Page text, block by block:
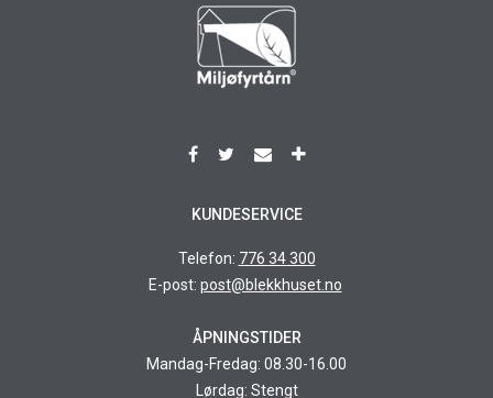
KUNDESERVICE
Telefon: 776 34 300
E-post: post@blekkhuset.no
ÅPNINGSTIDER
Mandag-Fredag: 08.30-16.00
Lørdag: Stengt